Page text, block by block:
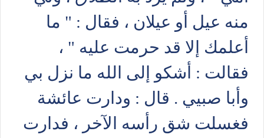
منه عيل أو عيلان ، فقال : " ما
أعلمك إلا قد حرمت عليه " ،
فقالت : أشكو إلى الله ما نزل بي
وأبا صبيي . قال : ودارت عائشة
فغسلت شق رأسه الآخر ، فدارت